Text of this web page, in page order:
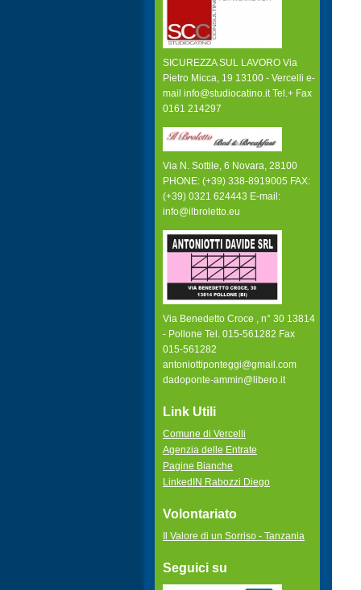
SICUREZZA SUL LAVORO Via
Pietro Micca, 19 13100 - Vercelli e-
mail info@studiocatino.it Tel.+ Fax
0161 214297
Via N. Sottile, 6 Novara, 28100
PHONE: (+39) 338-8919005 FAX:
(+39) 0321 624443 E-mail:
info@ilbroletto.eu
Via Benedetto Croce , n° 30 13814
- Pollone Tel. 015-561282 Fax
015-561282
antoniottiponteggi@gmail.com
dadoponte-ammin@libero.it
Link Utili
Comune di Vercelli
Agenzia delle Entrate
Pagine Bianche
LinkedIN Rabozzi Diego
Volontariato
Il Valore di un Sorriso - Tanzania
Seguici su